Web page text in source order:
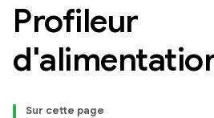
Profileur
Sur cette page